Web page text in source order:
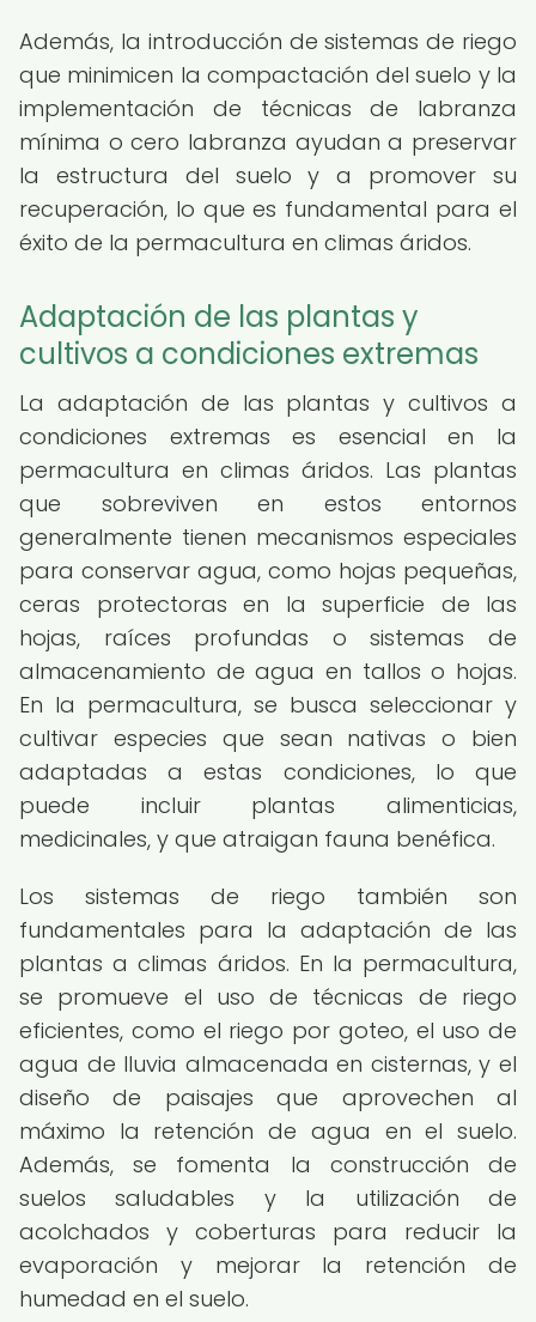
Además, la introducción de sistemas de riego
que minimicen la compactación del suelo y la
implementación de técnicas de labranza
mínima o cero labranza ayudan a preservar
la estructura del suelo y a promover su
recuperación, lo que es fundamental para el
éxito de la permacultura en climas áridos.
Adaptación de las plantas y
cultivos a condiciones extremas
La adaptación de las plantas y cultivos a
condiciones extremas es esencial en la
permacultura en climas áridos. Las plantas
que sobreviven en estos entornos
generalmente tienen mecanismos especiales
para conservar agua, como hojas pequeñas,
ceras protectoras en la superficie de las
hojas, raíces profundas o sistemas de
almacenamiento de agua en tallos o hojas.
En la permacultura, se busca seleccionar y
cultivar especies que sean nativas o bien
adaptadas a estas condiciones, lo que
puede incluir plantas alimenticias,
medicinales, y que atraigan fauna benéfica.
Los sistemas de riego también son
fundamentales para la adaptación de las
plantas a climas áridos. En la permacultura,
se promueve el uso de técnicas de riego
eficientes, como el riego por goteo, el uso de
agua de lluvia almacenada en cisternas, y el
diseño de paisajes que aprovechen al
máximo la retención de agua en el suelo.
Además, se fomenta la construcción de
suelos saludables y la utilización de
acolchados y coberturas para reducir la
evaporación y mejorar la retención de
humedad en el suelo.